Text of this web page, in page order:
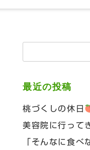
検
最近の投稿
桃づくしの休日
美容院に行って
「そんなに食べ